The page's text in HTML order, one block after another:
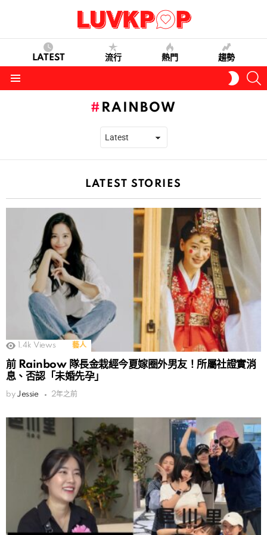
LATEST 流行 熱門 趨勢
SKIN
RAINBOW
LATEST STORIES
1.4k Views 藝人
前 Rainbow 隊長金栽經今夏嫁圈外男友！所屬社證實消
息、否認「未婚先孕」
by Jessie 2年之前